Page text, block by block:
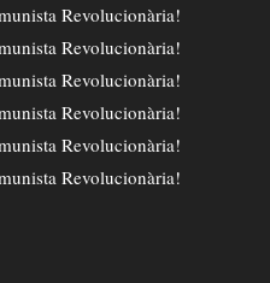
Revolucionària!
Revolucionària!
Revolucionària!
Revolucionària!
Revolucionària!
Revolucionària!